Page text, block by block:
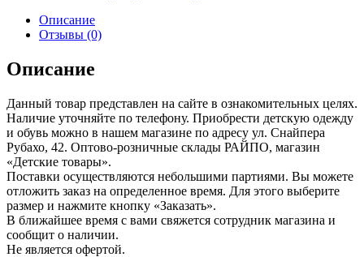
Описание
Отзывы (0)
Описание
Данный товар представлен на сайте в ознакомительных целях.
Наличие уточняйте по телефону. Приобрести детскую одежду
и обувь можно в нашем магазине по адресу ул. Снайпера
Рубахо, 42. Оптово-розничные склады РАЙПО, магазин
«Детские товары».
Поставки осуществляются небольшими партиями. Вы можете
отложить заказ на определенное время. Для этого выберите
размер и нажмите кнопку «Заказать».
В ближайшее время с вами свяжется сотрудник магазина и
сообщит о наличии.
Не является офертой.